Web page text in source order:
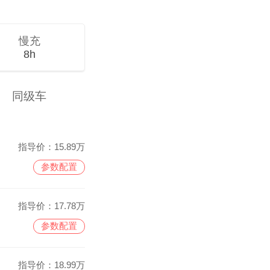
慢充
8h
同级车
指导价： 15.89万
参数配置
指导价： 17.78万
参数配置
指导价： 18.99万